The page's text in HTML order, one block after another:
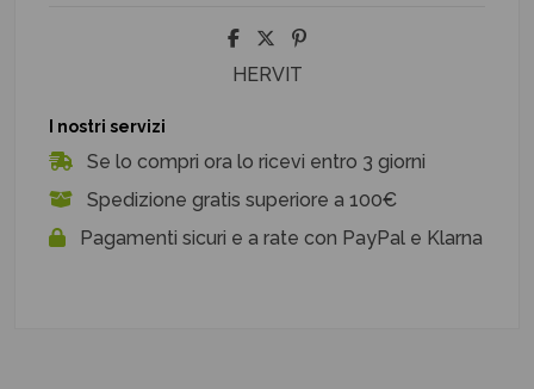
HERVIT
I nostri servizi
Se lo compri ora lo ricevi entro 3 giorni
Spedizione gratis superiore a 100€
Pagamenti sicuri e a rate con PayPal e Klarna